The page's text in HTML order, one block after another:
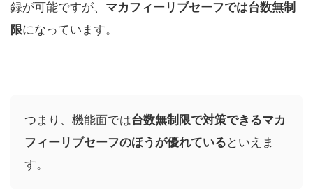
録が可能ですが、 マカフィーリブセーフでは台数無制
限になっています。
つまり、機能面では台数無制限で対策できるマカ
フィーリブセーフのほうが優れている といえま
す。